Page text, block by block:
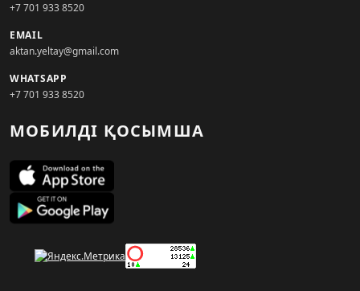
+7 701 933 8520
EMAIL
aktan.yeltay@gmail.com
WHATSAPP
+7 701 933 8520
МОБИЛДІ ҚОСЫМША